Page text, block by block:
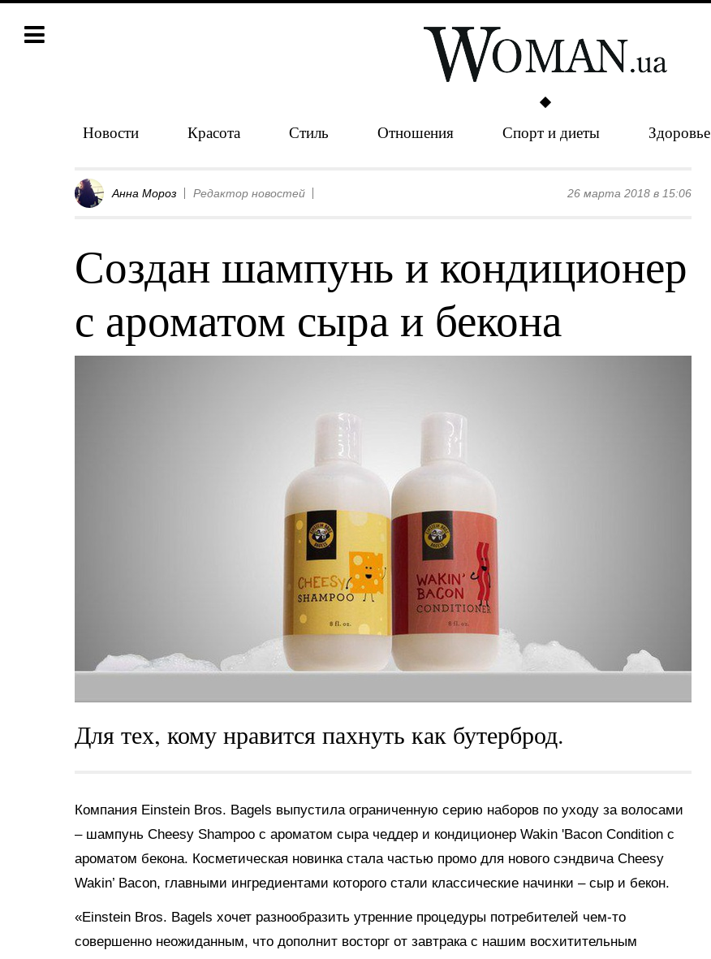
Новости Красота Стиль Отношения Спорт и диеты Здоровье
Анна Мороз Редактор новостей 26 марта 2018 в 15:06
Создан шампунь и кондиционер
с ароматом сыра и бекона
Для тех, кому нравится пахнуть как бутерброд.
Компания Einstein Bros. Bagels выпустила ограниченную серию наборов по уходу за волосами
– шампунь Cheesy Shampoo с ароматом сыра чеддер и кондиционер Wakin 'Bacon Condition с
ароматом бекона. Косметическая новинка стала частью промо для нового сэндвича Cheesy
Wakin’ Bacon, главными ингредиентами которого стали классические начинки – сыр и бекон.
«Einstein Bros. Bagels хочет разнообразить утренние процедуры потребителей чем-то
совершенно неожиданным, что дополнит восторг от завтрака с нашим восхитительным